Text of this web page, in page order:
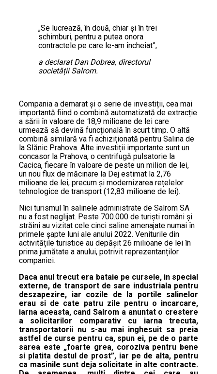
„Se lucrează, în două, chiar și în trei
schimburi, pentru a putea onora
contractele pe care le-am încheiat”,
a declarat Dan Dobrea, directorul
societății Salrom.
Compania a demarat și o serie de investiții, cea mai
importantă fiind o combină automatizată de extracție
a sării în valoare de 18,9 milioane de lei care
urmează să devină funcțională în scurt timp. O altă
combină similară va fi achiziționată pentru Salina de
la Slănic Prahova. Alte investiții importante sunt un
concasor la Prahova, o centrifugă pulsatorie la
Cacica, fiecare în valoare de peste un milion de lei,
un nou flux de măcinare la Dej estimat la 2,76
milioane de lei, precum și modernizarea rețelelor
tehnologice de transport (12,83 milioane de lei).
Nici turismul în salinele administrate de Salrom SA
nu a fost neglijat. Peste 700.000 de turiști români și
străini au vizitat cele cinci saline amenajate numai în
primele șapte luni ale anului 2022. Veniturile din
activitățile turistice au depășit 26 milioane de lei în
prima jumătate a anului, potrivit reprezentanților
companiei.
Daca anul trecut era bataie pe cursele, in special
externe, de transport de sare industriala pentru
deszapezire, iar cozile de la portile salinelor
erau si de cate patru zile pentru o incarcare,
iarna aceasta, cand Salrom a anuntat o crestere
a solicitarilor comparativ cu iarna trecuta,
transportatorii nu s-au mai inghesuit sa preia
astfel de curse pentru ca, spun ei, pe de o parte
sarea este „foarte grea, coroziva pentru bene
si platita destul de prost”, iar pe de alta, pentru
ca masinile sunt deja solicitate in alte contracte.